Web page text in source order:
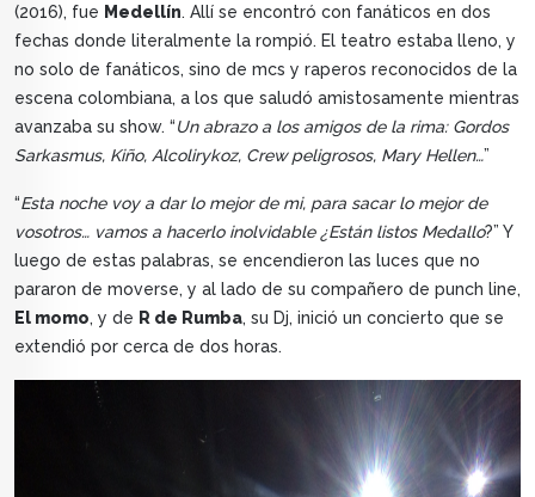
(2016), fue Medellín. Allí se encontró con fanáticos en dos
fechas donde literalmente la rompió. El teatro estaba lleno, y
no solo de fanáticos, sino de mcs y raperos reconocidos de la
escena colombiana, a los que saludó amistosamente mientras
avanzaba su show. “Un abrazo a los amigos de la rima: Gordos
Sarkasmus, Kiño, Alcolirykoz, Crew peligrosos, Mary Hellen…”
“Esta noche voy a dar lo mejor de mi, para sacar lo mejor de
vosotros… vamos a hacerlo inolvidable ¿Están listos Medallo?” Y
luego de estas palabras, se encendieron las luces que no
pararon de moverse, y al lado de su compañero de punch line,
El momo, y de R de Rumba, su Dj, inició un concierto que se
extendió por cerca de dos horas.